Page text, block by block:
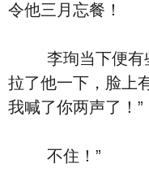
令他三月忘餐！
李珣当下便有些
拉了他一下，脸上
我喊了你两声了！”
不住！”